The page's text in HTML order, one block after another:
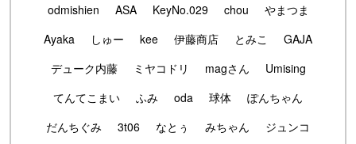
odmishien
ASA KeyNo.029 chou
やまつま
Ayaka
しゅー kee 伊藤商店 とみこ
GAJA
デューク内藤
ミヤコドリ magさん
Umising
てんてこまい
ふみ oda 球体
ぽんちゃん
だんちぐみ
3t06 なとぅ みちゃん
ジュンコ